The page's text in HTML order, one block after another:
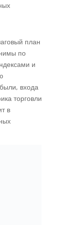
план
по
и
входа
торговли
в